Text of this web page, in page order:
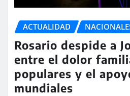
ACTUALIDAD
Rosario despide a
entre el dolor
populares y el
mundiales